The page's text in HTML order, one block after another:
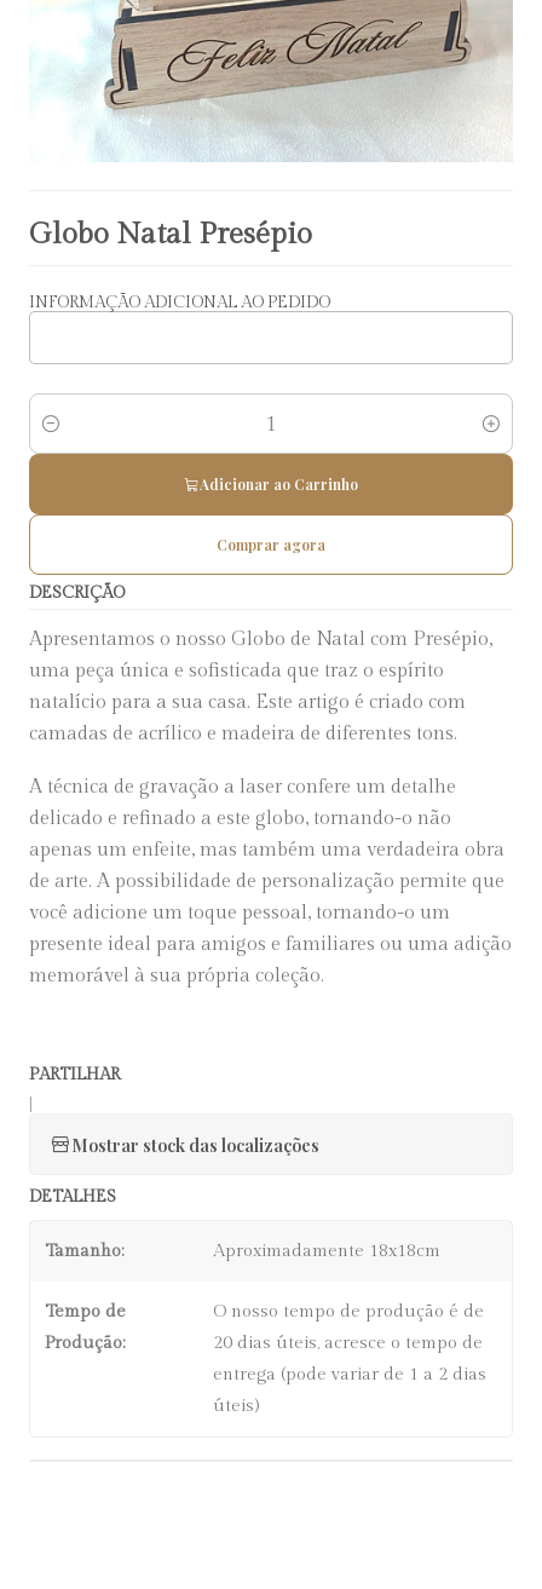
Globo Natal Presépio
INFORMAÇÃO ADICIONAL AO PEDIDO
Quantidade
Adicionar ao Carrinho
Comprar agora
DESCRIÇÃO
Apresentamos o nosso Globo de Natal com Presépio,
uma peça única e sofisticada que traz o espírito
natalício para a sua casa. Este artigo é criado com
camadas de acrílico e madeira de diferentes tons.
A técnica de gravação a laser confere um detalhe
delicado e refinado a este globo, tornando-o não
apenas um enfeite, mas também uma verdadeira obra
de arte. A possibilidade de personalização permite que
você adicione um toque pessoal, tornando-o um
presente ideal para amigos e familiares ou uma adição
memorável à sua própria coleção.
PARTILHAR
Mostrar stock das localizações
DETALHES
Tamanho: Aproximadamente 18x18cm
Tempo de
Produção:
O nosso tempo de produção é de
20 dias úteis, acresce o tempo de
entrega (pode variar de 1 a 2 dias
úteis)